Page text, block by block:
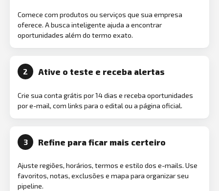
Comece com produtos ou serviços que sua empresa
oferece. A busca inteligente ajuda a encontrar
oportunidades além do termo exato.
2 Ative o teste e receba alertas
Crie sua conta grátis por 14 dias e receba oportunidades
por e-mail, com links para o edital ou a página oficial.
3 Refine para ficar mais certeiro
Ajuste regiões, horários, termos e estilo dos e-mails. Use
favoritos, notas, exclusões e mapa para organizar seu
pipeline.